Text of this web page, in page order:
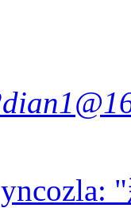
yncozla: